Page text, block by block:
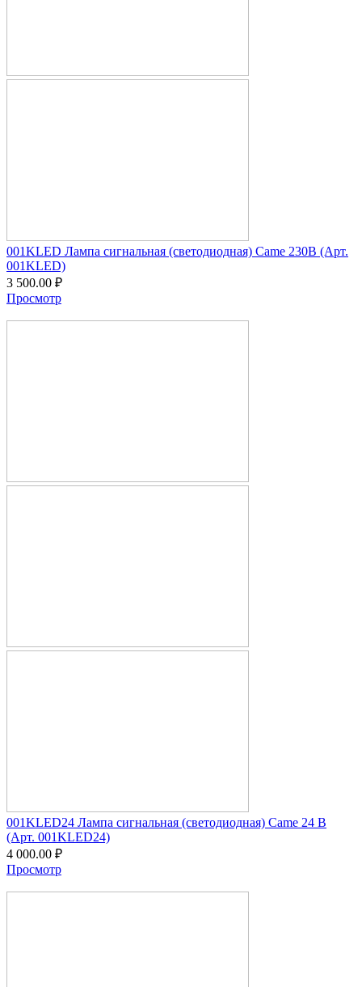
001KLED Лампа сигнальная (светодиодная) Сame 230В (Арт.
001KLED)
3 500.00 ₽
Просмотр
001KLED24 Лампа сигнальная (светодиодная) Сame 24 В
(Арт. 001KLED24)
4 000.00 ₽
Просмотр